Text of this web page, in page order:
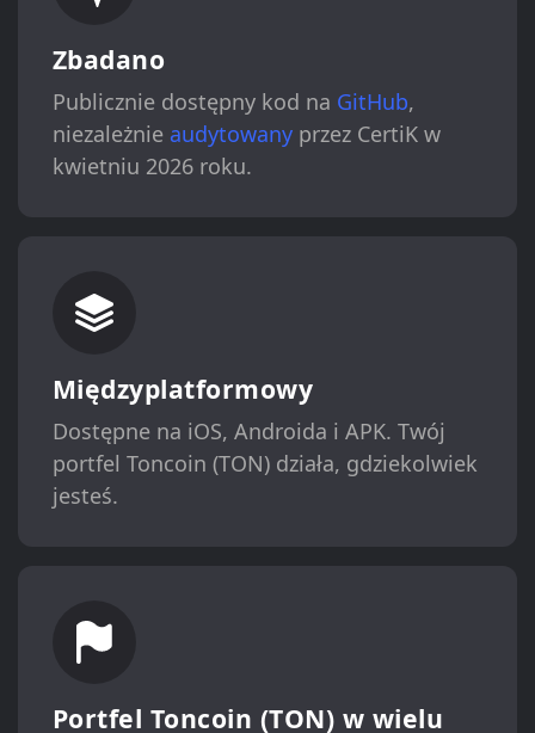
Zbadano
Publicznie dostępny kod na GitHub,
niezależnie audytowanyprzez CertiK w
kwietniu 2026 roku.
Międzyplatformowy
Dostępne na iOS, Androida i APK. Twój
portfel Toncoin (TON) działa, gdziekolwiek
jesteś.
Portfel Toncoin (TON) w wielu